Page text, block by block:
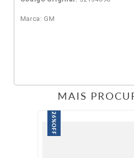
Marca: GM
MAIS
26%
OFF